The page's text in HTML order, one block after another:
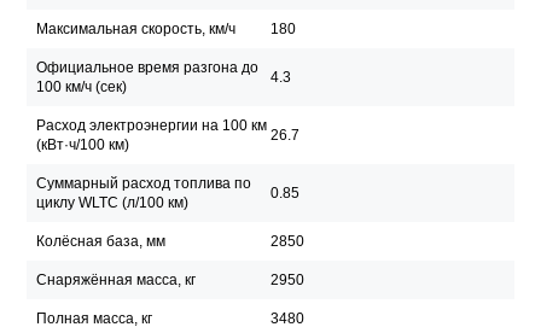
Максимальная скорость, км/ч 180
Официальное время разгона до
100 км/ч (сек)
4.3
Расход электроэнергии на 100 км
(кВт·ч/100 км)
26.7
Суммарный расход топлива по
циклу WLTC (л/100 км)
0.85
Колёсная база, мм 2850
Снаряжённая масса, кг 2950
Полная масса, кг 3480